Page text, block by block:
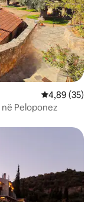
Vlerësimi
4,89 (35)
Peloponez